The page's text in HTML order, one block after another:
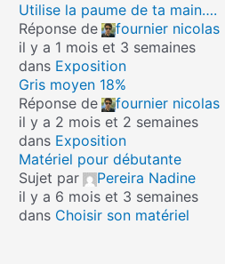
Utilise la paume de ta main….
Réponse de
fournier nicolas
il y a 1 mois et 3 semaines
dans Exposition
Gris moyen 18%
Réponse de
fournier nicolas
il y a 2 mois et 2 semaines
dans Exposition
Matériel pour débutante
Sujet par
Pereira Nadine
il y a 6 mois et 3 semaines
dans Choisir son matériel